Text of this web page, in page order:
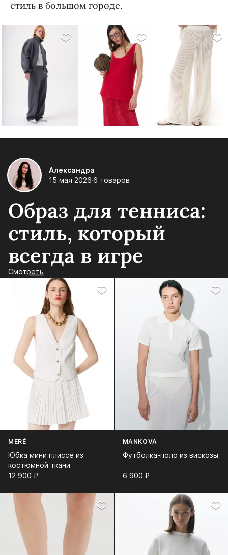
стиль в большом городе.
Александра
15 мая 2026 6 товаров
Образ для тенниса:
стиль, который
всегда в игре
Смотреть
MERÉ
Юбка мини плиссе из
костюмной ткани
12 900⁠ ⁠₽
MANKOVA
Футболка-поло из вискозы
6 900⁠ ⁠₽